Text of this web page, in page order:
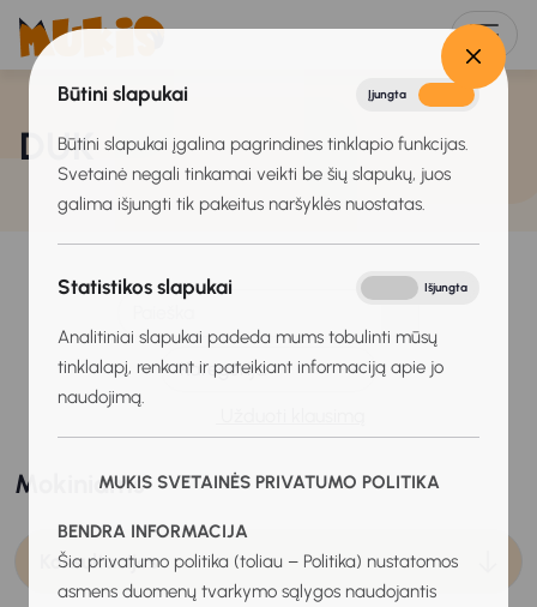
Būtini slapukai Įjungta
Būtini slapukai įgalina pagrindines tinklapio funkcijas.
Svetainė negali tinkamai veikti be šių slapukų, juos
galima išjungti tik pakeitus naršyklės nuostatas.
Statistikos slapukai Išjungta
Analitiniai slapukai padeda mums tobulinti mūsų
tinklalapį, renkant ir pateikiant informaciją apie jo
naudojimą.
MUKIS SVETAINĖS PRIVATUMO POLITIKA
BENDRA INFORMACIJA
Šia privatumo politika (toliau – Politika) nustatomos
asmens duomenų tvarkymo sąlygos naudojantis
DUK
Kategorija
Mokiniams
Konsultacijos